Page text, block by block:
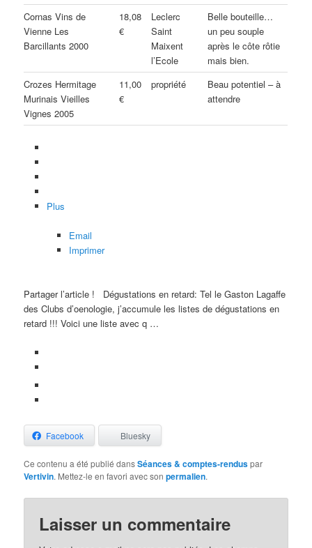
Cornas Vins de
Vienne Les
Barcillants 2000
18,08
€
Leclerc
Saint
Maixent
l’Ecole
Belle bouteille…
un peu souple
après le côte rôtie
mais bien.
Crozes Hermitage
Murinais Vieilles
Vignes 2005
11,00
€
propriété
Beau potentiel – à
attendre
Plus
Email
Imprimer
Partager l’article !
Dégustations en retard: Tel le Gaston Lagaffe
des Clubs d’oenologie, j’accumule les listes de dégustations en
retard !!! Voici une liste avec q …
Facebook Bluesky
Ce contenu a été publié dansSéances & comptes-renduspar
Vertivin. Mettez-le en favori avec sonpermalien.
Laisser un commentaire